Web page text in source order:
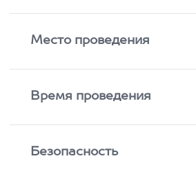
Место проведения
Время проведения
Безопасность